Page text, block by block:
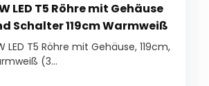
LED T5 Röhre mit Gehäuse
Schalter 119cm Warmweiß
LED T5 Röhre mit Gehäuse, 119cm,
(3...